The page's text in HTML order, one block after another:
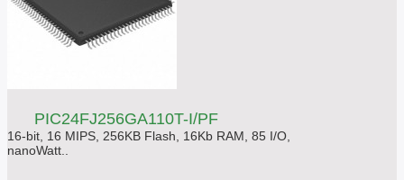
PIC24FJ256GA110T-I/PF
16-bit, 16 MIPS, 256KB Flash, 16Kb RAM, 85 I/O,
nanoWatt..